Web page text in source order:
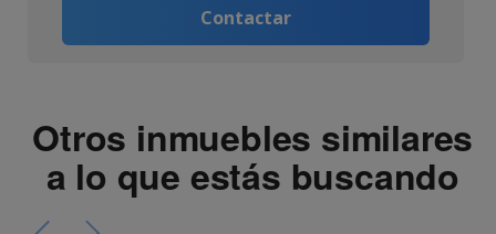
Contactar
Otros inmuebles similares
a lo que estás buscando